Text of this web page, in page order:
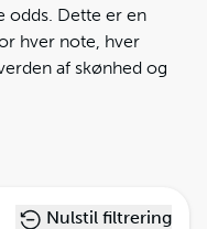
odds. Dette er en
hver note, hver
af skønhed og
Nulstil filtrering